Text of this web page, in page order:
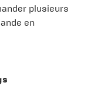
plusieurs
en